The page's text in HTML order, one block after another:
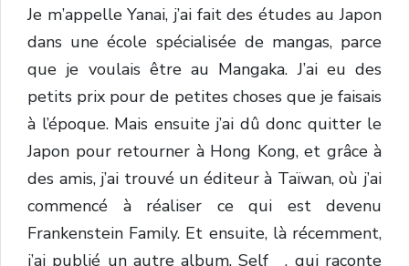
Je m’appelle Yanai, j’ai fait des études au Japon
dans une école spécialisée de mangas, parce
que je voulais être au Mangaka. J’ai eu des
petits prix pour de petites choses que je faisais
à l’époque. Mais ensuite j’ai dû donc quitter le
Japon pour retourner à Hong Kong, et grâce à
des amis, j’ai trouvé un éditeur à Taïwan, où j’ai
commencé à réaliser ce qui est devenu
Frankenstein Family. Et ensuite, là récemment,
j’ai publié un autre album, Self__, qui raconte